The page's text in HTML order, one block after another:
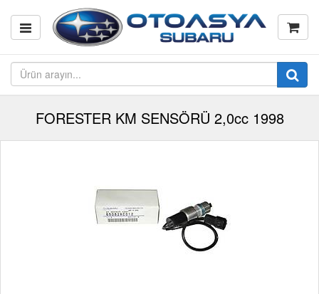
FORESTER KM SENSÖRÜ 2,0cc 1998